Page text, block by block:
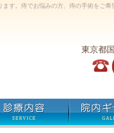
す。痔でお悩みの方、痔の手術をご
東京都